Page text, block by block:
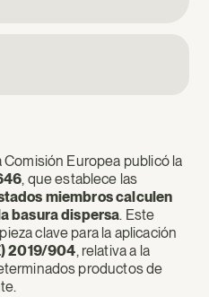
Europea publicó la
, que establece las
miembros calculen
basura dispersa. Este
clave para la aplicación
2019/904, relativa a la
productos de